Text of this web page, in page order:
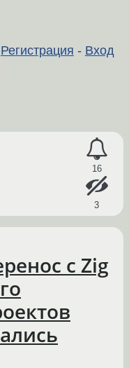
Регистрация - Вход
16
3
с Zig